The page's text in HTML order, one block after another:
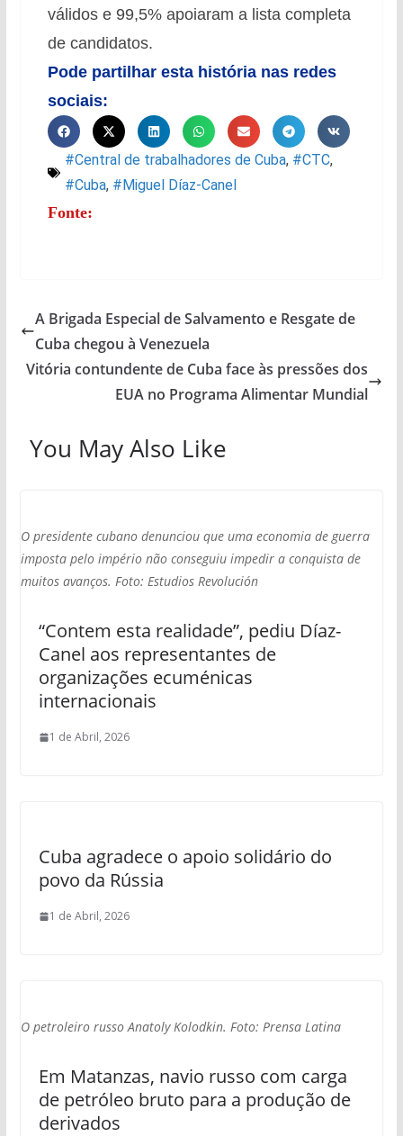
válidos e 99,5% apoiaram a lista completa
de candidatos.
Pode partilhar esta história nas redes
sociais:
#Central de trabalhadores de Cuba, #CTC,
#Cuba, #Miguel Díaz-Canel
Fonte:
A Brigada Especial de Salvamento e Resgate de
Cuba chegou à Venezuela
Vitória contundente de Cuba face às pressões dos
EUA no Programa Alimentar Mundial
You May Also Like
O presidente cubano denunciou que uma economia de guerra
imposta pelo império não conseguiu impedir a conquista de
muitos avanços. Foto: Estudios Revolución
“Contem esta realidade”, pediu Díaz-
Canel aos representantes de
organizações ecuménicas
internacionais
1 de Abril, 2026
Cuba agradece o apoio solidário do
povo da Rússia
1 de Abril, 2026
O petroleiro russo Anatoly Kolodkin. Foto: Prensa Latina
Em Matanzas, navio russo com carga
de petróleo bruto para a produção de
derivados